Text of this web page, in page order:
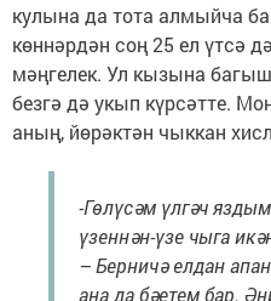
кулына да тота алмыйча
көннәрдән соң 25 ел үтсә
мәңгелек. Ул кызына
безгә дә укып күрсәтте.
аның, йөрәктән чыккан
-Гөлүсәм үлгәч
үзеннән-үзе чыга
– Берничә елдан
аңа да бәетем бар.